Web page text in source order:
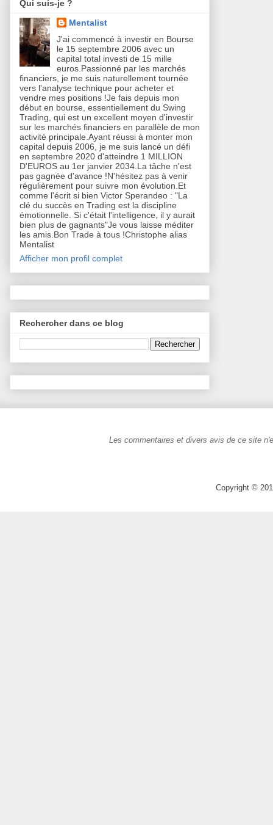
Qui suis-je ?
Mentalist
J'ai commencé à investir en Bourse
le 15 septembre 2006 avec un
capital total investi de 15 mille
euros.Passionné par les marchés
financiers, je me suis naturellement tournée
vers l'analyse technique pour acheter et
vendre mes positions !Je fais depuis mon
début en bourse, essentiellement du Swing
Trading, qui est un excellent moyen d'investir
sur les marchés financiers en parallèle de mon
activité principale.Ayant réussi à monter mon
capital depuis 2006, je me suis lancé un défi
en septembre 2020 d'atteindre 1 MILLION
D'EUROS au 1er janvier 2034.La tâche n'est
pas gagnée d'avance !N'hésitez pas à venir
régulièrement pour suivre mon évolution.Et
comme l'écrit si bien Victor Sperandeo : "La
clé du succès en Trading est la discipline
émotionnelle. Si c'était l'intelligence, il y aurait
bien plus de gagnants"Je vous laisse méditer
les amis.Bon Trade à tous !Christophe alias
Mentalist
Afficher mon profil complet
Rechercher dans ce blog
Les commentaires et divers avis de ce site
Copyright ©